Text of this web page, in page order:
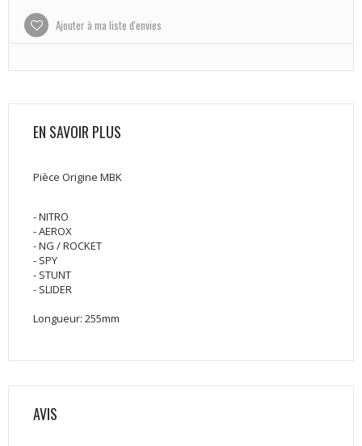
Ajouter à ma liste d'envies
EN SAVOIR PLUS
Pièce Origine MBK
- NITRO
- AEROX
- NG / ROCKET
- SPY
- STUNT
- SLIDER
Longueur: 255mm
AVIS